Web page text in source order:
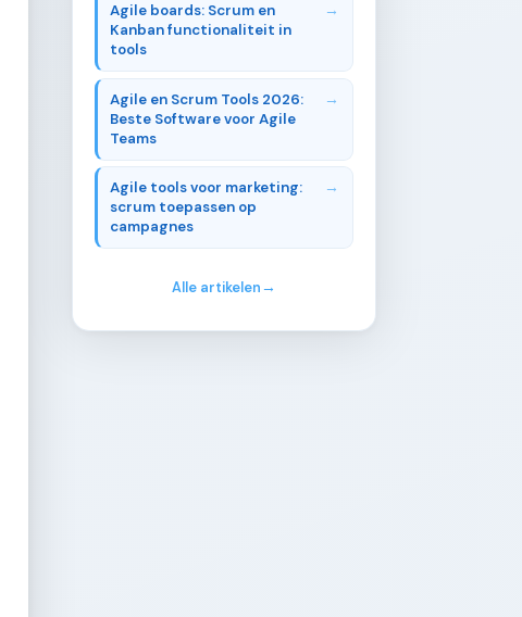
Agile boards: Scrum en
Kanban functionaliteit in
tools
Agile en Scrum Tools 2026:
Beste Software voor Agile
Teams
Agile tools voor marketing:
scrum toepassen op
campagnes
Alle artikelen